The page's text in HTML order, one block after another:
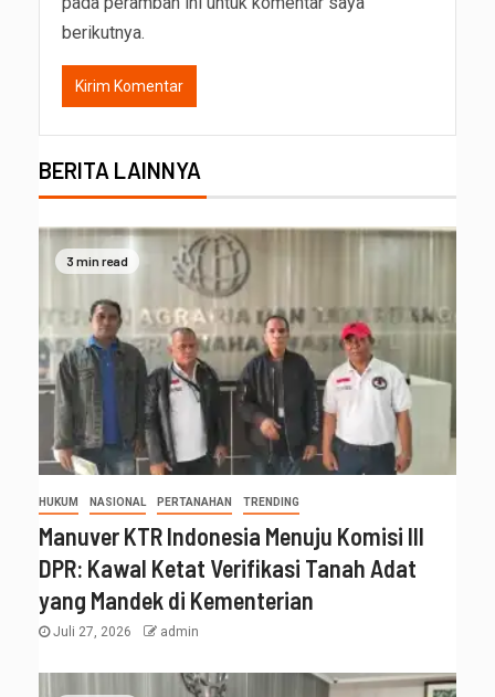
berikutnya.
BERITA LAINNYA
3 min read
HUKUM NASIONAL PERTANAHAN TRENDING
Manuver KTR Indonesia Menuju Komisi III
DPR: Kawal Ketat Verifikasi Tanah Adat
yang Mandek di Kementerian
Juli 27, 2026 admin